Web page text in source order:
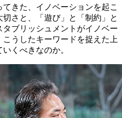
きた、イノベーションを起こ
さと、「遊び」と「制約」と
ブリッシュメントがイノベー
うしたキーワードを捉えた上
くべきなのか。